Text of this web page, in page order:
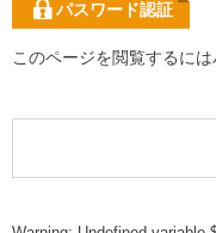
パスワード認証
このページを閲覧するに